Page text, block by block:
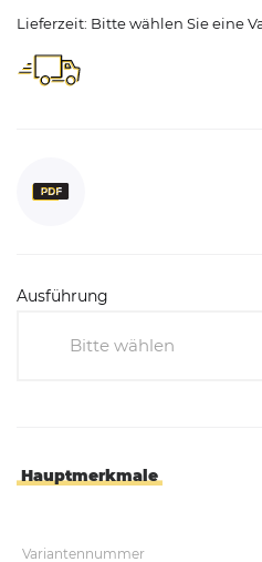
Lieferzeit: Bitte wählen Sie eine
Bitte wählen
Mit 3 verschließbaren
Ausführung
Hauptmerkmale
Variantennummer